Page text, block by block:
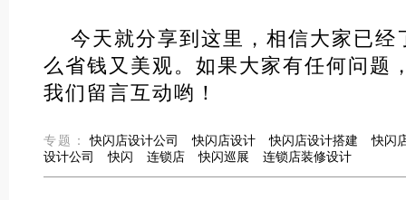
今天就分享到这里，相信大家已经
么省钱又美观。如果大家有任何问题
我们留言互动哟！
专题： 快闪店设计公司 快闪店设计 快闪店设计搭建
快闪
设计公司
快闪 连锁店 快闪巡展 连锁店装修设计